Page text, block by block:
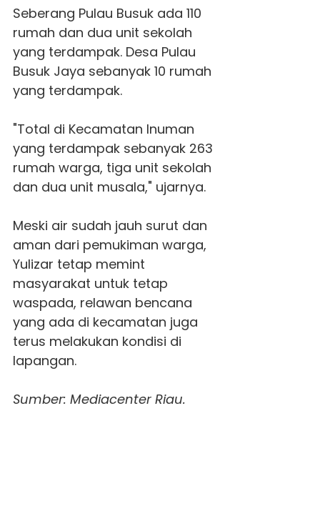
Seberang Pulau Busuk ada 110
rumah dan dua unit sekolah
yang terdampak. Desa Pulau
Busuk Jaya sebanyak 10 rumah
yang terdampak.
"Total di Kecamatan Inuman
yang terdampak sebanyak 263
rumah warga, tiga unit sekolah
dan dua unit musala," ujarnya.
Meski air sudah jauh surut dan
aman dari pemukiman warga,
Yulizar tetap memint
masyarakat untuk tetap
waspada, relawan bencana
yang ada di kecamatan juga
terus melakukan kondisi di
lapangan.
Sumber: Mediacenter Riau.